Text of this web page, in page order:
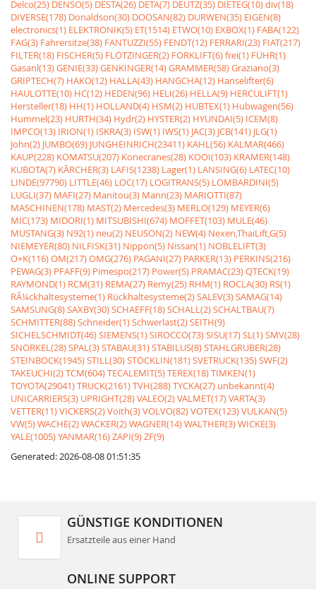
Delco(25) DENSO(5) DESTA(26) DETA(7) DEUTZ(35) DIETEG(10)div(18)
DIVERSE(178) Donaldson(30) DOOSAN(82) DURWEN(35) EIGEN(8)
electronics(1) ELEKTRONIK(5) ET(1514) ETWO(10) EXBOX(1) FABA(122)
FAG(3) Fahrersitze(38) FANTUZZI(55) FENDT(12) FERRARI(23) FIAT(217)
FILTER(18) FISCHER(5) FLÖTZINGER(2) FORKLIFT(6)frei(1) FÜHR(1)
Gasanl(13)GENIE(33)GENKINGER(14)GRAMMER(58)Graziano(3)
GRIPTECH(7) HAKO(12) HALLA(43) HANGCHA(12) Hanselifter(6)
HAULOTTE(10) HC(12) HEDEN(96) HELI(26) HELLA(9) HERCULIFT(1)
Hersteller(18) HH(1) HOLLAND(4) HSM(2) HUBTEX(1) Hubwagen(56)
Hummel(23) HURTH(34) Hydr(2) HYSTER(2) HYUNDAI(5) ICEM(8)
IMPCO(13) IRION(1) ISKRA(3) ISW(1) IWS(1) JAC(3) JCB(141) JLG(1)
John(2) JUMBO(69) JUNGHEINRICH(23411) KAHL(56) KALMAR(466)
KAUP(228) KOMATSU(207) Konecranes(28) KOOI(103) KRAMER(148)
KUBOTA(7) KÃRCHER(3) LAFIS(1238) Lager(1) LANSING(6) LATEC(10)
LINDE(97790) LITTLE(46) LOC(17) LOGITRANS(5) LOMBARDINI(5)
LUGLI(37) MAFI(27) Manitou(3) Mann(23) MARIOTTI(87)
MASCHINEN(178) MAST(2) Mercedes(3) MERLO(129) MEYER(6)
MIC(173) MIDORI(1) MITSUBISHI(674) MOFFET(103) MULE(46)
MUSTANG(3) N92(1) neu(2) NEUSON(2) NEW(4) Nexen,ThaiLift,G(5)
NIEMEYER(80) NILFISK(31) Nippon(5) Nissan(1) NOBLELIFT(3)
O+K(116)OM(217)OMG(276) PAGANI(27) PARKER(13) PERKINS(216)
PEWAG(3) PFAFF(9) Pimespo(217) Power(5) PRAMAC(23)QTECK(19)
RAYMOND(1) RCM(31) REMA(27) Remy(25) RHM(1) ROCLA(30) RS(1)
RÃ¼ckhaltesysteme(1) Rückhaltesysteme(2)SALEV(3)SAMAG(14)
SAMSUNG(8)SAXBY(30)SCHAEFF(18)SCHALL(2)SCHALTBAU(7)
SCHMITTER(88)Schneider(1)Schwerlast(2)SEITH(9)
SICHELSCHMIDT(46)SIEMENS(1)SIROCCO(73)SISU(17)SL(1)SMV(28)
SNORKEL(28)SPAL(3)STABAU(31)STABILUS(8)STAHLGRUBER(28)
STEINBOCK(1945)STILL(30)STÖCKLIN(181)SVETRUCK(135)SWF(2)
TAKEUCHI(2)TCM(604)TECALEMIT(5)TEREX(18)TIMKEN(1)
TOYOTA(29041)TRUCK(2161)TVH(288)TYCKA(27) unbekannt(4)
UNICARRIERS(3) UPRIGHT(28)VALEO(2)VALMET(17)VARTA(3)
VETTER(11)VICKERS(2)Voith(3)VOLVO(82)VOTEX(123)VULKAN(5)
VW(5)WACHE(2)WACKER(2)WAGNER(14)WALTHER(3)WICKE(3)
YALE(1005)YANMAR(16)ZAPI(9)ZF(9)
Generated: 2026-08-08 01:51:35
GÜNSTIGE KONDITIONEN
Ersatzteile aus einer Hand
ONLINE SUPPORT